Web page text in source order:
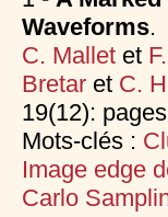
Waveforms.
C. Malletet
Bretaret C.
19(12):
Mots-clés :
Image edge
Carlo